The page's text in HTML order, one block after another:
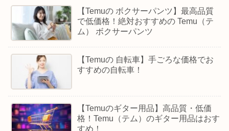
【Temuの ボクサーパンツ】最高品質
で低価格！絶対おすすめの Temu（テ
ム） ボクサーパンツ
【Temuの 自転車】手ごろな価格でお
すすめの自転車！
【Temuのギター用品】高品質・低価
格！Temu（テム）のギター用品はおす
すめ！